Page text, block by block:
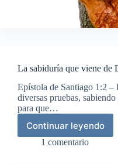
La sabiduría que viene de
Epístola de Santiago 1:2 –
diversas pruebas,
para que…
Continuar leyendo
La
sabiduría
1 comentario